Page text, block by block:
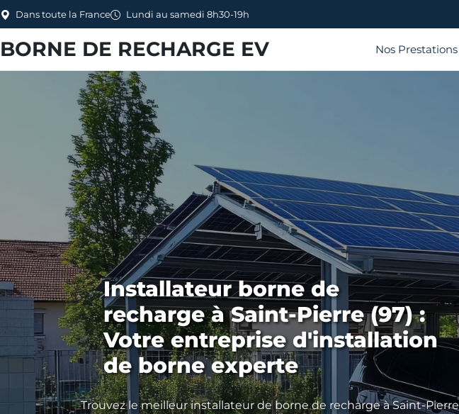
Dans toute la France Lundi au samedi 8h30-19h
BORNE DE RECHARGE EV Nos Prestations
Installateur borne de
recharge à Saint-Pierre (97) :
Votre entreprise d'installation
de borne experte
Trouvez le meilleur installateur de borne de recharge à Saint-Pierre